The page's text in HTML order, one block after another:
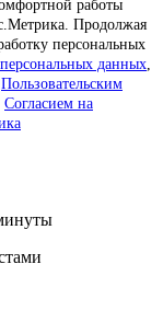
работы
Продолжая
персональных
данных
Пользовательским
Согласием на